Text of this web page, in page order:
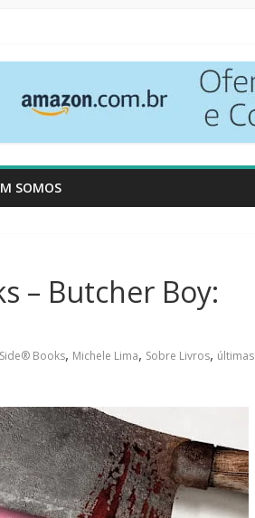
SOMOS
– Butcher Boy:
Books, Michele Lima, Sobre Livros, últimas